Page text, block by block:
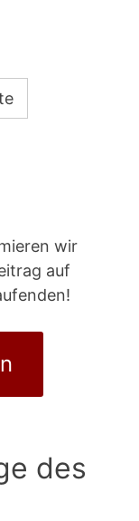
wir
auf
des